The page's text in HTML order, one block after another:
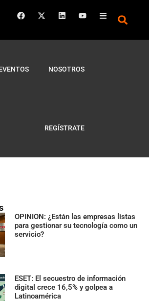
NOSOTROS
REGÍSTRATE
OPINION: ¿Están las empresas listas
para gestionar su tecnología como un
servicio?
ESET: El secuestro de información
digital crece 16,5% y golpea a
Latinoamérica